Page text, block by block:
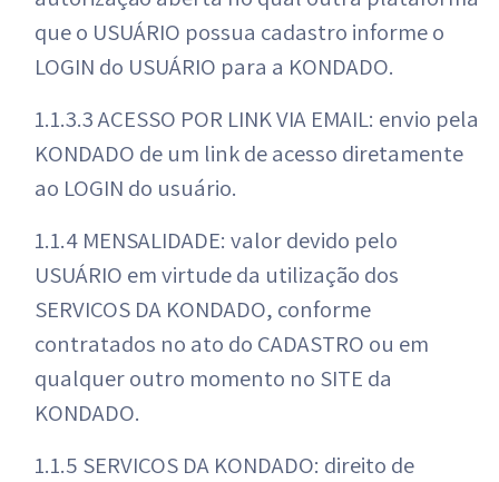
que o USUÁRIO possua cadastro informe o
LOGIN do USUÁRIO para a KONDADO.
1.1.3.3 ACESSO POR LINK VIA EMAIL: envio pela
KONDADO de um link de acesso diretamente
ao LOGIN do usuário.
1.1.4 MENSALIDADE: valor devido pelo
USUÁRIO em virtude da utilização dos
SERVIÇOS DA KONDADO, conforme
contratados no ato do CADASTRO ou em
qualquer outro momento no SITE da
KONDADO.
1.1.5 SERVIÇOS DA KONDADO: direito de